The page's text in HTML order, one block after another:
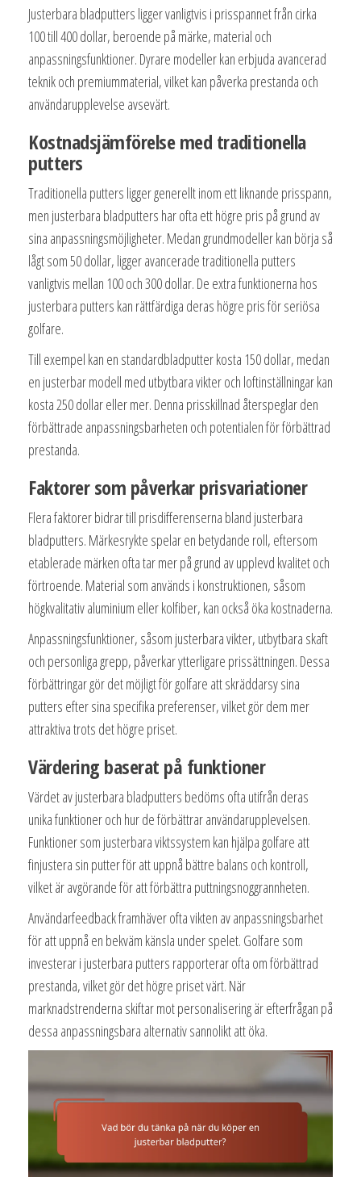
Justerbara bladputters ligger vanligtvis i prisspannet från cirka
100 till 400 dollar, beroende på märke, material och
anpassningsfunktioner. Dyrare modeller kan erbjuda avancerad
teknik och premiummaterial, vilket kan påverka prestanda och
användarupplevelse avsevärt.
Kostnadsjämförelse med traditionella
putters
Traditionella putters ligger generellt inom ett liknande prisspann,
men justerbara bladputters har ofta ett högre pris på grund av
sina anpassningsmöjligheter. Medan grundmodeller kan börja så
lågt som 50 dollar, ligger avancerade traditionella putters
vanligtvis mellan 100 och 300 dollar. De extra funktionerna hos
justerbara putters kan rättfärdiga deras högre pris för seriösa
golfare.
Till exempel kan en standardbladputter kosta 150 dollar, medan
en justerbar modell med utbytbara vikter och loftinställningar kan
kosta 250 dollar eller mer. Denna prisskillnad återspeglar den
förbättrade anpassningsbarheten och potentialen för förbättrad
prestanda.
Faktorer som påverkar prisvariationer
Flera faktorer bidrar till prisdifferenserna bland justerbara
bladputters. Märkesrykte spelar en betydande roll, eftersom
etablerade märken ofta tar mer på grund av upplevd kvalitet och
förtroende. Material som används i konstruktionen, såsom
högkvalitativ aluminium eller kolfiber, kan också öka kostnaderna.
Anpassningsfunktioner, såsom justerbara vikter, utbytbara skaft
och personliga grepp, påverkar ytterligare prissättningen. Dessa
förbättringar gör det möjligt för golfare att skräddarsy sina
putters efter sina specifika preferenser, vilket gör dem mer
attraktiva trots det högre priset.
Värdering baserat på funktioner
Värdet av justerbara bladputters bedöms ofta utifrån deras
unika funktioner och hur de förbättrar användarupplevelsen.
Funktioner som justerbara viktssystem kan hjälpa golfare att
finjustera sin putter för att uppnå bättre balans och kontroll,
vilket är avgörande för att förbättra puttningsnoggrannheten.
Användarfeedback framhäver ofta vikten av anpassningsbarhet
för att uppnå en bekväm känsla under spelet. Golfare som
investerar i justerbara putters rapporterar ofta om förbättrad
prestanda, vilket gör det högre priset värt. När
marknadstrenderna skiftar mot personalisering är efterfrågan på
dessa anpassningsbara alternativ sannolikt att öka.